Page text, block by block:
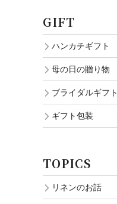
GIFT
ハンカチギフト
母の日の贈り物
ブライダルギフト
ギフト包装
TOPICS
リネンのお話